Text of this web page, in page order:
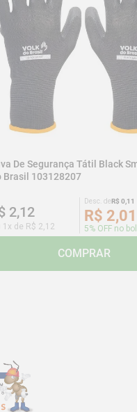
De Segurança Tátil Black
Brasil 103128207
2,12
1 x de R$ 2 12
Desc. deR$ 0 11
R$ 2,01
5% OFF no
COMPRAR